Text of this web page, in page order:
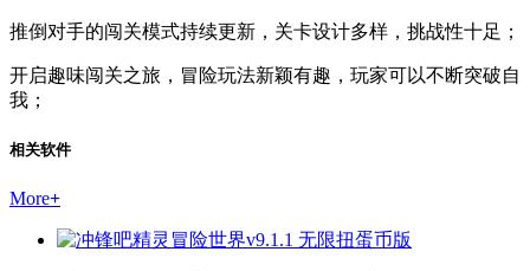
推倒对手的闯关模式持续更新，关卡设计多样，挑战性十足；
开启趣味闯关之旅，冒险玩法新颖有趣，玩家可以不断突破自
我；
相关软件
More+